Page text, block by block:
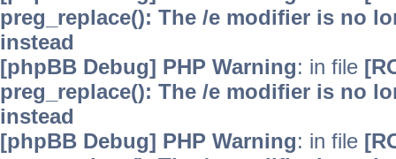
preg_replace(): The /e modifier is no
instead
[phpBB Debug] PHP Warning: in file
preg_replace(): The /e modifier is no
instead
[phpBB Debug] PHP Warning: in file